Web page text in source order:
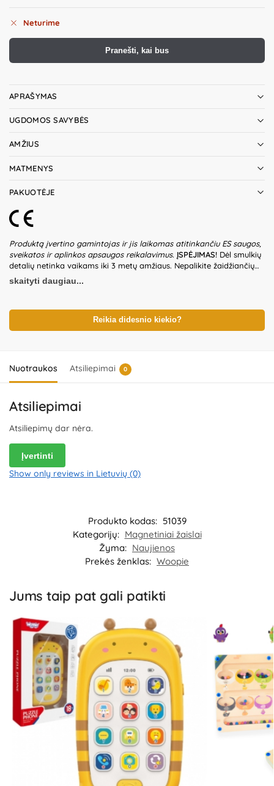
Neturime
Pranešti, kai bus
APRAŠYMAS
UGDOMOS SAVYBĖS
AMŽIUS
MATMENYS
PAKUOTĖJE
Produktą įvertino gamintojas ir jis laikomas atitinkančiu ES saugos,
sveikatos ir aplinkos apsaugos reikalavimus. ĮSPĖJIMAS! Dėl smulkių
detalių netinka vaikams iki 3 metų amžiaus. Nepalikite žaidžiančių
vaikų be suaugusiųjų priežiūros. Prieš naudodami žaislą patikrinkite
žaislo ir detalių būklę. Nenaudokite žaislo, jeigu kuri nors iš dalių yra
gaminį. Produkto dizainas ir spalvos gali nežymiai skirtis.
Išsaugokite pakuotės informaciją ateičiai. Kilmės šalis – Kinija.
Importuotojas:WOOPIE Kozicka Sp.K, ul. Poludniowa 29A, 05-540
skaityti daugiau...
Reikia didesnio kiekio?
Nuotraukos Atsiliepimai 0
Atsiliepimai
Atsiliepimų dar nėra.
Įvertinti
Show only reviews in Lietuvių (0)
Produkto kodas: 51039
Kategorijų: Magnetiniai žaislai
Žyma: Naujienos
Prekės ženklas: Woopie
Jums taip pat gali patikti